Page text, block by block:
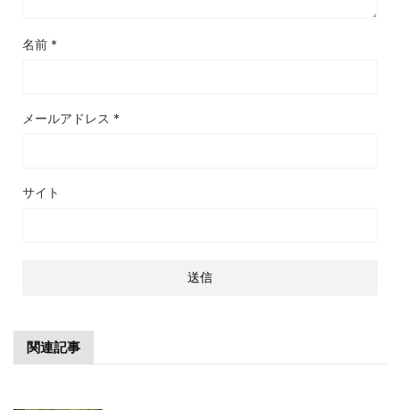
名前 *
メールアドレス *
サイト
関連記事